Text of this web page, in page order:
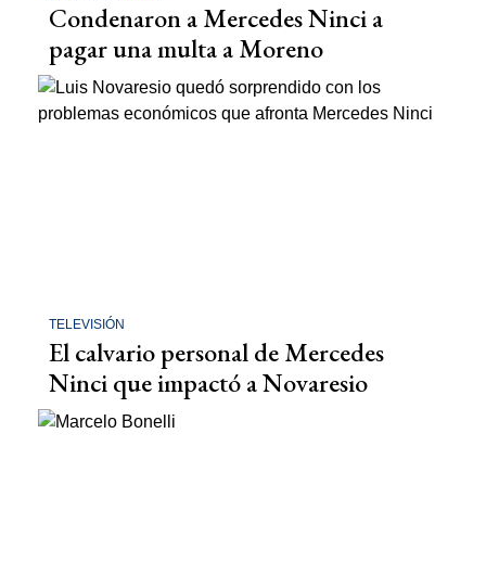
Condenaron a Mercedes Ninci a
pagar una multa a Moreno
TELEVISIÓN
El calvario personal de Mercedes
Ninci que impactó a Novaresio